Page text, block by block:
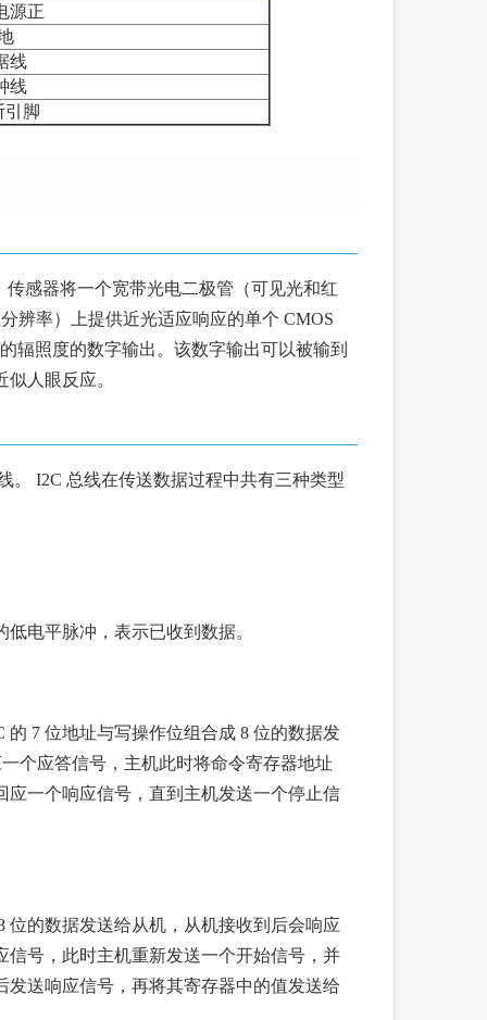
源正
线
线
引脚
感器将一个宽带光电二极管（可见光和红
辨率）上提供近光适应响应的单个 CMOS
辐照度的数字输出。该数字输出可以被输到
人眼反应。
。 I2C 总线在传送数据过程中共有三种类型
电平脉冲，表示已收到数据。
7 位地址与写操作位组合成 8 位的数据发
个应答信号，主机此时将命令寄存器地址
一个响应信号，直到主机发送一个停止信
位的数据发送给从机，从机接收到后会响应
号，此时主机重新发送一个开始信号，并
发送响应信号，再将其寄存器中的值发送给